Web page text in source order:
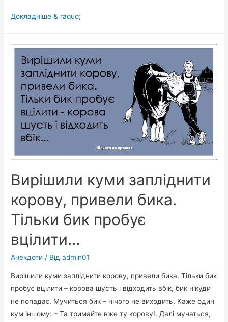
Турист
Петрос…
Докладніше & raquo;
Вирішили куми запліднити
корову, привели бика.
Тільки бик пробує
вцілити…
Анекдоти / Відadmin01
Вирішили куми запліднити корову, привели бика. Тільки бик
пробує вцілити – корова шусть і відходить вбік, бик нікуди
не попадає. Мучиться бик – нічого не виходить. Каже один
кум іншому: – Та тримайте вже ту корову!. Далі мучаться,